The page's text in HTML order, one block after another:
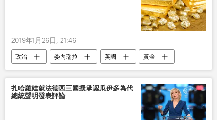
2019年1月26日, 21:46
政治 委內瑞拉 英國
黃金
拒絕
申請
扎哈羅娃就法德西三國擬承認瓜伊多為代
總統聲明發表評論